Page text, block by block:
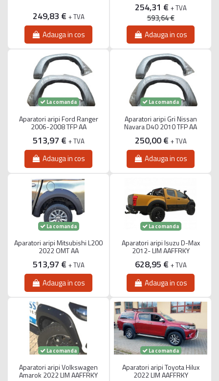
249,83 € + TVA
Adauga in cos
254,31 € + TVA
593,64 €
Adauga in cos
La comanda
Aparatori aripi Ford Ranger
2006-2008 TFP AA
513,97 € + TVA
Adauga in cos
La comanda
Aparatori aripi Gri Nissan
Navara D40 2010 TFP AA
250,00 € + TVA
Adauga in cos
La comanda
Aparatori aripi Mitsubishi L200
2022 OMT AA
513,97 € + TVA
Adauga in cos
La comanda
Aparatori aripi Isuzu D-Max
2012- LIM AAFFRKY
628,95 € + TVA
Adauga in cos
La comanda
Aparatori aripi Volkswagen
Amarok 2022 LIM AAFFRKY
La comanda
Aparatori aripi Toyota Hilux
2022 LIM AAFFRKY